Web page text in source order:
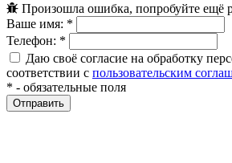
Произошла ошибка, попробуйте ещё
Ваше имя: *
Телефон: *
Даю своё согласие на обработку
соответствии с пользовательским
* - обязательные поля